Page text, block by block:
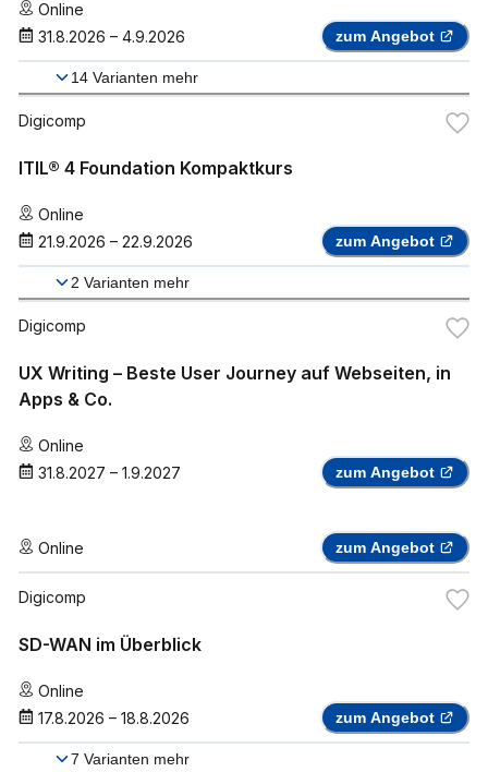
Online
31.8.2026 – 4.9.2026 zum Angebot
14 Varianten mehr
Digicomp
ITIL® 4 Foundation Kompaktkurs
Online
21.9.2026 – 22.9.2026 zum Angebot
2 Varianten mehr
Digicomp
UX Writing – Beste User Journey auf Webseiten, in
Apps & Co.
Online
31.8.2027 – 1.9.2027 zum Angebot
Online zum Angebot
Digicomp
SD-WAN im Überblick
Online
17.8.2026 – 18.8.2026 zum Angebot
7 Varianten mehr